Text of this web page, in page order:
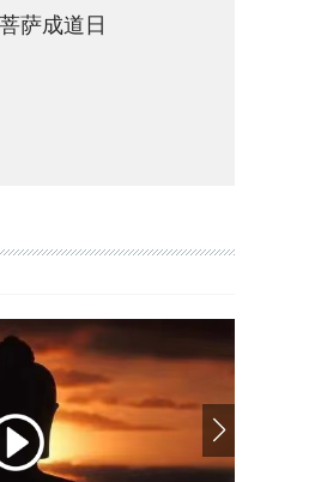
萨成道日